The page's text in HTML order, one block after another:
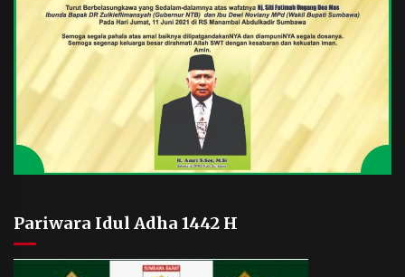
Pariwara Idul Adha 1442 H